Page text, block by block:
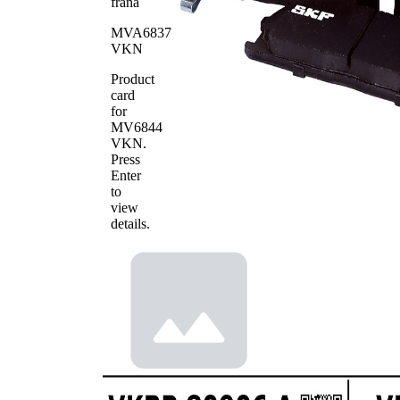
WVA
Numar de
MVA6837
VKN
Product
card
for
MV6844
VKN.
Press
Enter
to
view
details.